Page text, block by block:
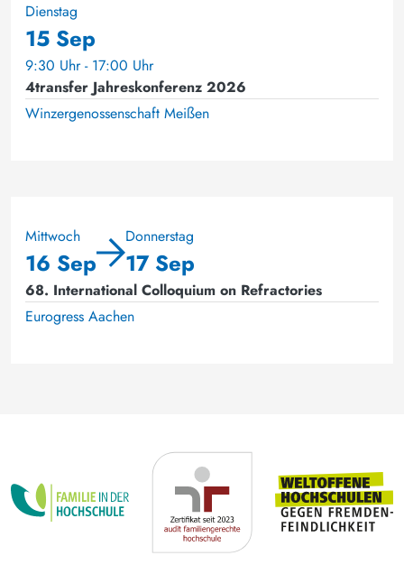
Dienstag
15 Sep
9:30 Uhr - 17:00 Uhr
4transfer Jahreskonferenz 2026
Winzergenossenschaft Meißen
Mittwoch
16 Sep
Donnerstag
17 Sep
68. International Colloquium on Refractories
Eurogress Aachen